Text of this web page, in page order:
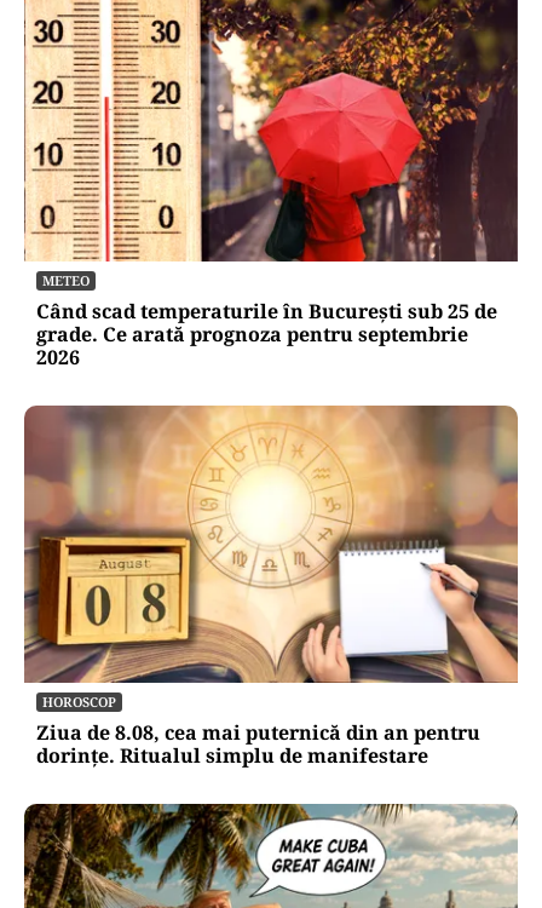
METEO
Când scad temperaturile în București sub 25 de
grade. Ce arată prognoza pentru septembrie
2026
HOROSCOP
Ziua de 8.08, cea mai puternică din an pentru
dorințe. Ritualul simplu de manifestare